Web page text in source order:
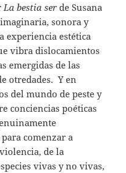
La bestia ser de Susana
sonora y
experiencia estética
vibra dislocamientos
emergidas de las
otredades. Y en
del mundo de peste y
conciencias poéticas
comenzar a
de la
vivas y no vivas,